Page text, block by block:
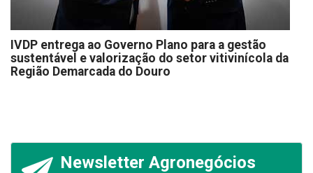
IVDP entrega ao Governo Plano para a gestão
sustentável e valorização do setor vitivinícola da
Região Demarcada do Douro
Newsletter Agronegócios